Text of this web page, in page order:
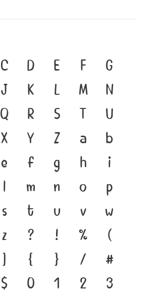
C D E F
G
J K L M
N
Q R S T
U
X Y Z a
b
e f g h
i
l m n o
p
s t u v
w
z ? ! %
(
] { } /
#
$ 0 1 2
3